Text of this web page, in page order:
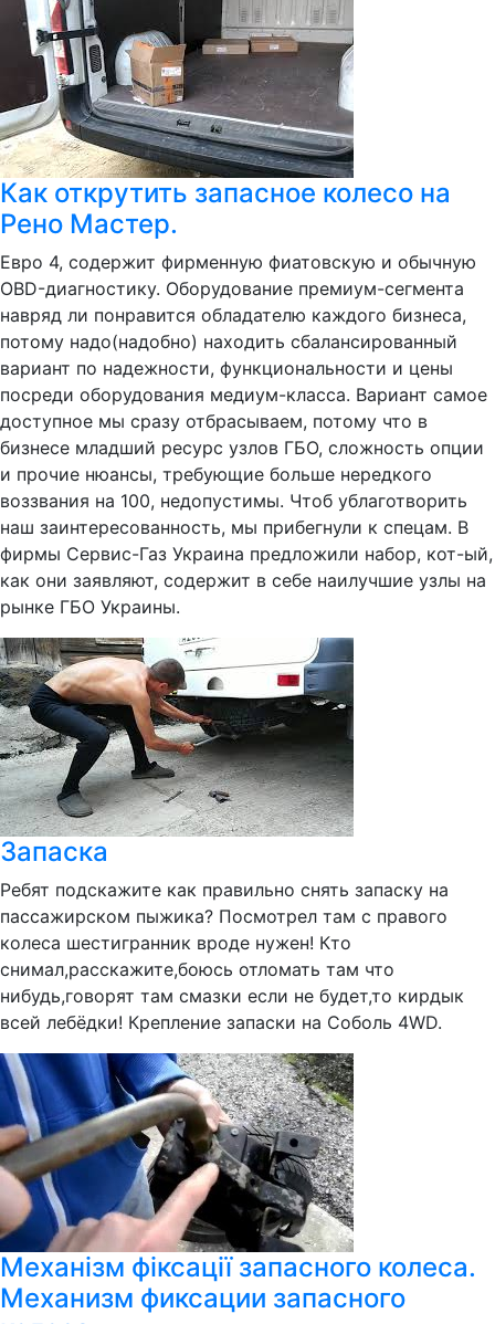
Как открутить запасное колесо на
Рено Мастер.
Евро 4, содержит фирменную фиатовскую и обычную
OBD-диагностику. Оборудование премиум-сегмента
навряд ли понравится обладателю каждого бизнеса,
потому надо(надобно) находить сбалансированный
вариант по надежности, функциональности и цены
посреди оборудования медиум-класса. Вариант самое
доступное мы сразу отбрасываем, потому что в
бизнесе младший ресурс узлов ГБО, сложность опции
и прочие нюансы, требующие больше нередкого
воззвания на 100, недопустимы. Чтоб ублаготворить
наш заинтересованность, мы прибегнули к спецам. В
фирмы Сервис-Газ Украина предложили набор, кот-ый,
как они заявляют, содержит в себе наилучшие узлы на
рынке ГБО Украины.
Запаска
Ребят подскажите как правильно снять запаску на
пассажирском пыжика? Посмотрел там с правого
колеса шестигранник вроде нужен! Кто
снимал,расскажите,боюсь отломать там что
нибудь,говорят там смазки если не будет,то кирдык
всей лебёдки! Крепление запаски на Соболь 4WD.
Механізм фіксації запасного колеса.
Механизм фиксации запасного